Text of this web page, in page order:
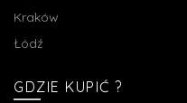
Kraków
Łódź
GDZIE KUPIĆ ?